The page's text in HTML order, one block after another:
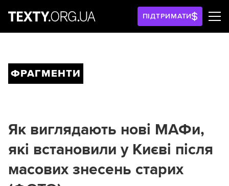
ПІДТРИМАТИ
ФРАГМЕНТИ
Як виглядають нові МАФи,
які встановили у Києві після
масових знесень старих